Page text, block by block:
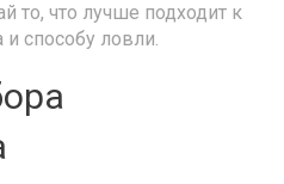
то, что лучше подходит к
способу ловли.